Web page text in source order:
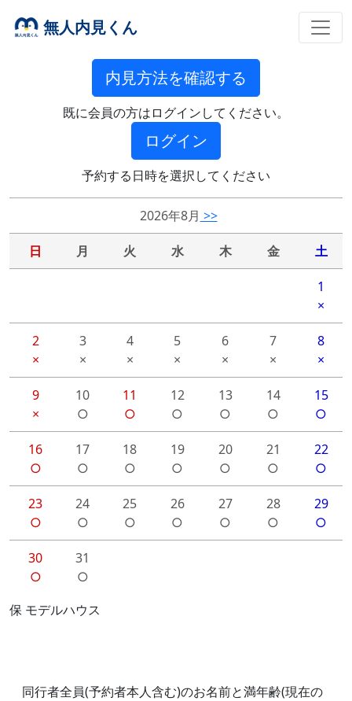
無人内見くん
内見方法を確認する
既に会員の方はログインしてください。
ログイン
予約する日時を選択してください
2026年8月 >>
日 月 火 水 木 金 土
1
×
2
×
3
×
4
×
5
×
6
×
7
×
8
×
9
×
10
○
11
○
12
○
13
○
14
○
15
○
16
○
17
○
18
○
19
○
20
○
21
○
22
○
23
○
24
○
25
○
26
○
27
○
28
○
29
○
30
○
31
○
保 モデルハウス
同行者全員(予約者本人含む)のお名前と満年齢(現在の